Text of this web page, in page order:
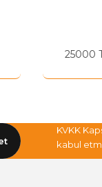
25000
KVKK
kabul